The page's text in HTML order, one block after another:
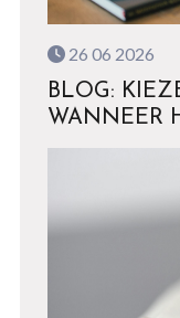
26 06 2026
BLOG:
WANNEER